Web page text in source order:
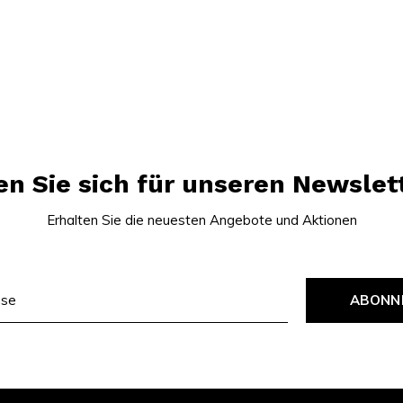
Sie sich für unseren
Erhalten Sie die neuesten Angebote und Aktionen